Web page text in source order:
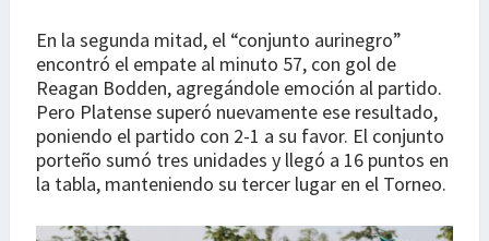
En la segunda mitad, el “conjunto aurinegro”
encontró el empate al minuto 57, con gol de
Reagan Bodden, agregándole emoción al partido.
Pero Platense superó nuevamente ese resultado,
poniendo el partido con 2-1 a su favor. El conjunto
porteño sumó tres unidades y llegó a 16 puntos en
la tabla, manteniendo su tercer lugar en el Torneo.